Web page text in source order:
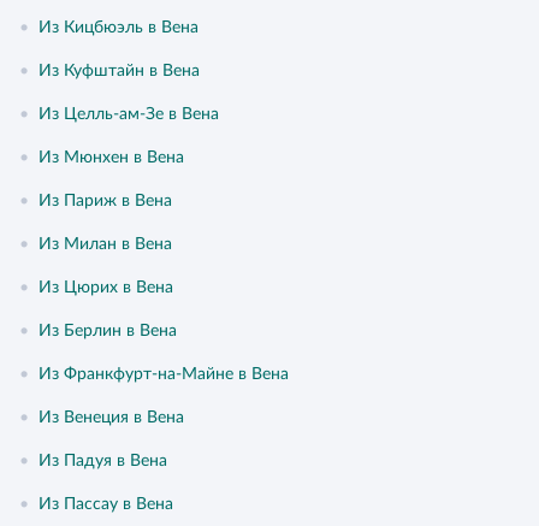
• Из Кицбюэль в Вена
• Из Куфштайн в Вена
• Из Целль-ам-Зе в Вена
• Из Мюнхен в Вена
• Из Париж в Вена
• Из Милан в Вена
• Из Цюрих в Вена
• Из Берлин в Вена
• Из Франкфурт-на-Майне в Вена
• Из Венеция в Вена
• Из Падуя в Вена
• Из Пассау в Вена